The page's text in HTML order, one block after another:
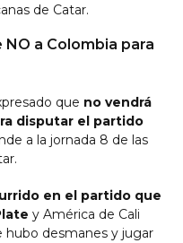
de Catar.
a Colombia para
que no vendrá
disputar el partido
a la jornada 8 de las
en el partido que
y América de Cali
hubo desmanes y jugar